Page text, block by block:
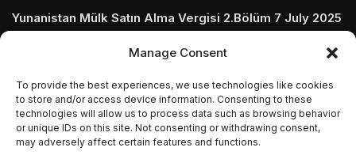
Manage Consent
To provide the best experiences, we use technologies like cookies
to store and/or access device information. Consenting to these
technologies will allow us to process data such as browsing behavior
or unique IDs on this site. Not consenting or withdrawing consent,
may adversely affect certain features and functions.
Yunanistan Mülk Satın Alma Vergisi 2.Bölüm 7 July 2025
July 2025
Temmuz 5, 2025